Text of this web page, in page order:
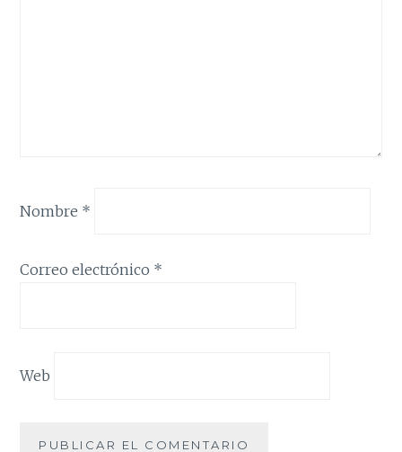
Nombre *
Correo electrónico *
Web